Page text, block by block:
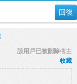
回復
樓主
該用戶已被刪除
收藏